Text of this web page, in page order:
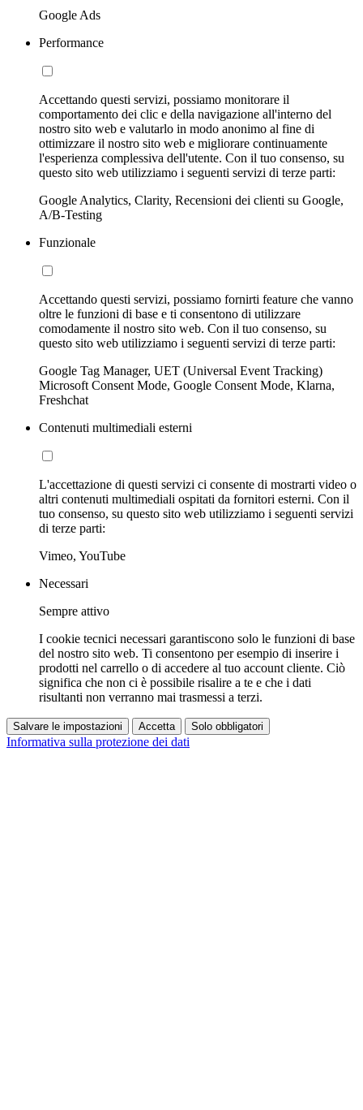
Google Ads
Performance
Accettando questi servizi, possiamo monitorare il
comportamento dei clic e della navigazione all'interno del
nostro sito web e valutarlo in modo anonimo al fine di
ottimizzare il nostro sito web e migliorare continuamente
l'esperienza complessiva dell'utente. Con il tuo consenso, su
questo sito web utilizziamo i seguenti servizi di terze parti:
Google Analytics, Clarity, Recensioni dei clienti su Google,
A/B-Testing
Funzionale
Accettando questi servizi, possiamo fornirti feature che vanno
oltre le funzioni di base e ti consentono di utilizzare
comodamente il nostro sito web. Con il tuo consenso, su
questo sito web utilizziamo i seguenti servizi di terze parti:
Google Tag Manager, UET (Universal Event Tracking)
Microsoft Consent Mode, Google Consent Mode, Klarna,
Freshchat
Contenuti multimediali esterni
L'accettazione di questi servizi ci consente di mostrarti video o
altri contenuti multimediali ospitati da fornitori esterni. Con il
tuo consenso, su questo sito web utilizziamo i seguenti servizi
di terze parti:
Vimeo, YouTube
Necessari
Sempre attivo
I cookie tecnici necessari garantiscono solo le funzioni di base
del nostro sito web. Ti consentono per esempio di inserire i
prodotti nel carrello o di accedere al tuo account cliente. Ciò
significa che non ci è possibile risalire a te e che i dati
risultanti non verranno mai trasmessi a terzi.
Salvare le impostazioni Accetta Solo obbligatori
Informativa sulla protezione dei dati